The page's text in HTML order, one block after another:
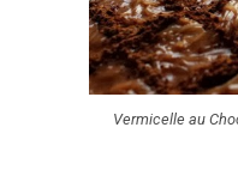
Vermicelle au